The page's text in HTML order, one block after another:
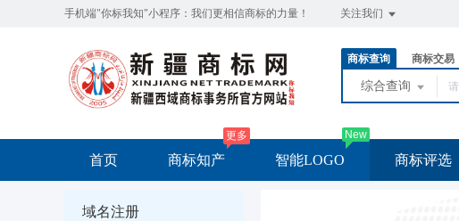
手机端"你标我知"小程序：我们更相信商标的力量！ 关注我们
商标查询 商标交易
综合查询
首页 商标知产
更多
智能LOGO
New
商标评选
域名注册